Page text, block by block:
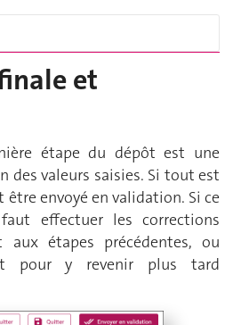
et
étape du dépôt est une
des valeurs saisies. Si tout est
envoyé en validation. Si ce
effectuer les corrections
aux étapes précédentes, ou
pour y revenir plus tard